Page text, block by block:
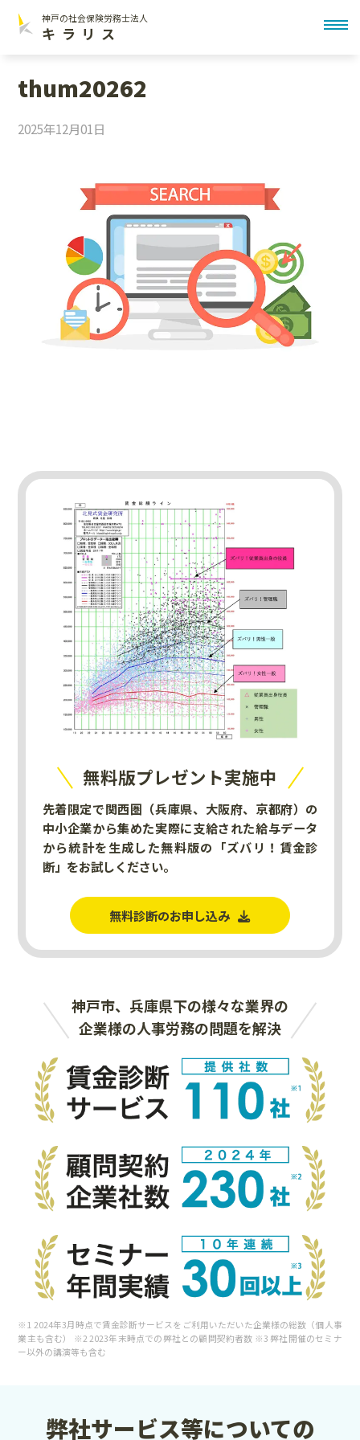
神戸の社会保険労務士法人
キラリス
thum20262
2025年12月01日
無料版プレゼント実施中
先着限定で関西圏（兵庫県、大阪府、京都府）の
中小企業から集めた実際に支給された給与データ
から統計を生成した無料版の「ズバリ！賃金診
断」をお試しください。
無料診断のお申し込み
神戸市、兵庫県下の様々な業界の
企業様の人事労務の問題を解決
※1 2024年3月時点で賃金診断サービスをご利用いただいた企業様の総数（個人事
業主も含む） ※2 2023年末時点での弊社との顧問契約者数 ※3 弊社開催のセミナ
ー以外の講演等も含む
弊社サービス等についての